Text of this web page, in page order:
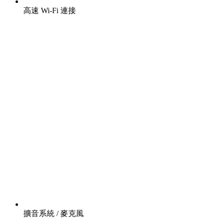
高速 Wi-Fi 連接
擴音系統 / 麥克風